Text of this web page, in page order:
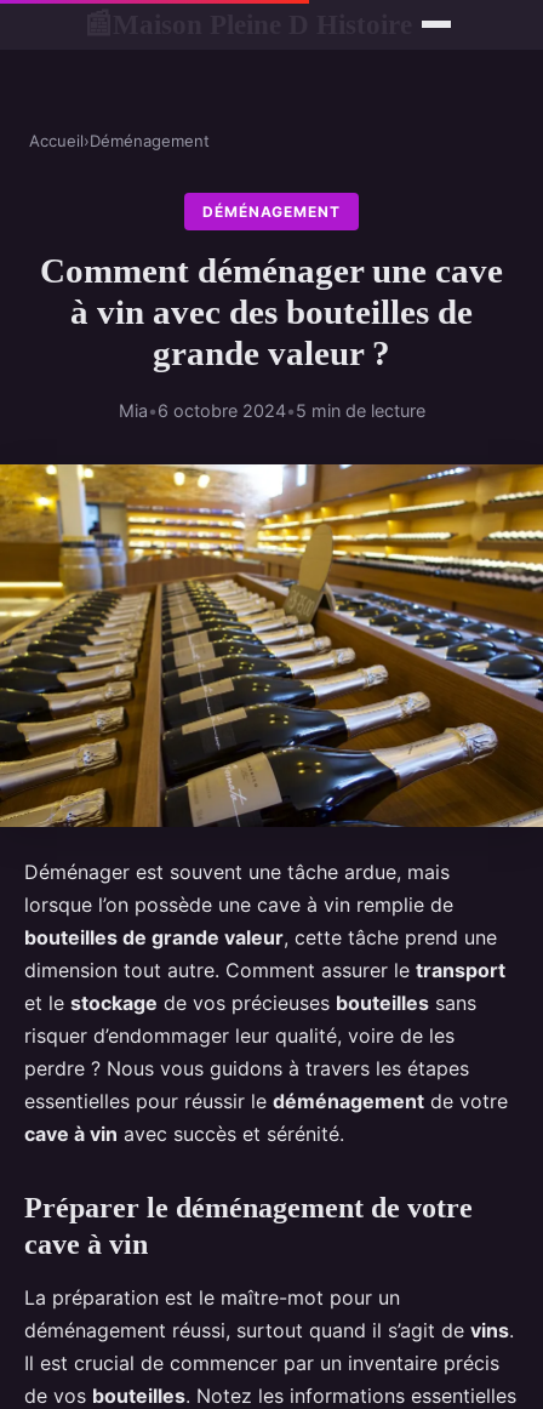
Accueil›Déménagement
DÉMÉNAGEMENT
Comment déménager une cave
à vin avec des bouteilles de
grande valeur ?
Mia•6 octobre 2024•5 min de lecture
Déménager est souvent une tâche ardue, mais
lorsque l’on possède une cave à vin remplie de
bouteilles de grande valeur, cette tâche prend une
dimension tout autre. Comment assurer le transport
et le stockage de vos précieuses bouteilles sans
risquer d’endommager leur qualité, voire de les
perdre ? Nous vous guidons à travers les étapes
essentielles pour réussir le déménagement de votre
cave à vin avec succès et sérénité.
Préparer le déménagement de votre
cave à vin
La préparation est le maître-mot pour un
déménagement réussi, surtout quand il s’agit de vins.
Il est crucial de commencer par un inventaire précis
de vos bouteilles. Notez les informations essentielles